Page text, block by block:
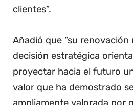
clientes”.
Añadió que “su renovación
decisión estratégica
proyectar hacia el futuro
valor que ha demostrado